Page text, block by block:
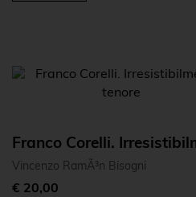
Franco Corelli.
Vincenzo RamÃ³n Bisogni
€ 20,00